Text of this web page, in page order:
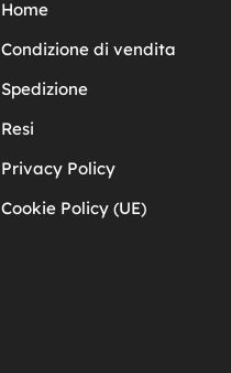
Home
Condizione di vendita
Spedizione
Resi
Privacy Policy
Cookie Policy (UE)